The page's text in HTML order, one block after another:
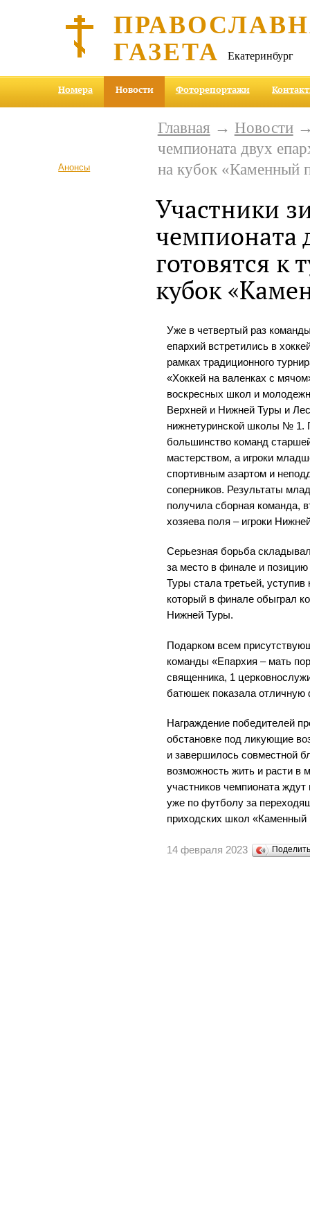
ГАЗЕТА Екатеринбург
Номера Новости Фоторепортажи
Анонсы
Главная → Новости→
чемпионата двух
на кубок «Каменный
Участники
чемпионата
готовятся к
кубок
Уже в четвертый раз
епархий встретились в
рамках традиционного
«Хоккей на валенках с
воскресных школ и
Верхней и Нижней Туры и
нижнетуринской школы № 1.
большинство команд
мастерством, а игроки
спортивным азартом и
соперников. Результаты
получила сборная команда,
хозяева поля – игроки
Серьезная борьба
за место в финале и
Туры стала третьей,
который в финале обыграл
Нижней Туры.
Подарком всем
команды «Епархия – мать
священника, 1
батюшек показала отличную
Награждение победителей
обстановке под ликующие
и завершилось совместной
возможность жить и расти в
участников чемпионата
уже по футболу за
приходских школ «Каменный
14 февраля 2023